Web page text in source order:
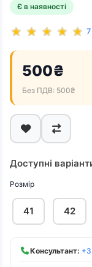
Є в наявності
7
500₴
Без ПДВ: 500₴
Доступні
Розмір
41 42
Консультант: